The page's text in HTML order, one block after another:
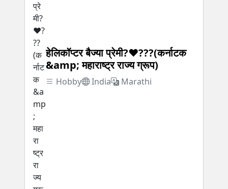
हेलिकॉप्टर बैज्या प्रेमी?❤️‍???(कर्नाटक
&amp; महाराष्ट्र राज्य ग्रूप)
Hobby India Marathi